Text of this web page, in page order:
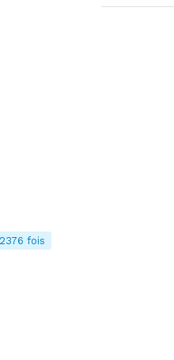
fois